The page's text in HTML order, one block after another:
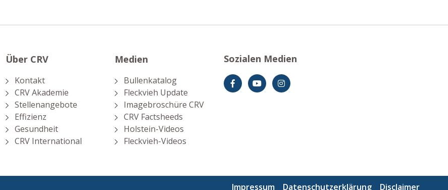
Über CRV
Kontakt
CRV Akademie
Stellenangebote
Effizienz
Gesundheit
CRV International
Medien
Bullenkatalog
Fleckvieh Update
Imagebroschüre CRV
CRV Factsheeds
Holstein-Videos
Fleckvieh-Videos
Sozialen Medien
Impressum Datenschutzerklärung Disclaimer